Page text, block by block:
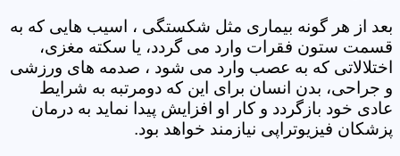
بعد از هر گونه بیماری مثل شکستگی ، اسیب هایی که به
قسمت ستون فقرات وارد می گردد، یا سکته مغزی،
اختلالاتی که به عصب وارد می شود ، صدمه های ورزشی
و جراحی، بدن انسان برای این که دومرتبه به شرایط
عادی خود بازگردد و کار او افزایش پیدا نماید به درمان
پزشکان فیزیوتراپی نیازمند خواهد بود.